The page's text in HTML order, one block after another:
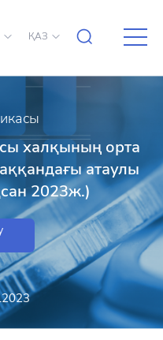
ҚАЗ
халқының орта
атаулы
2023ж.)